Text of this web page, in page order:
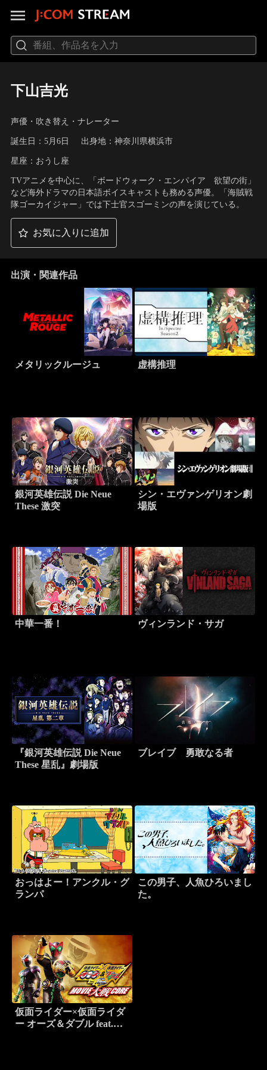
下山吉光
声優・吹き替え・ナレーター
誕生日：5月6日 出身地：神奈川県横浜市
星座：おうし座
TVアニメを中心に、「ボードウォーク・エンパイア 欲望の街」
など海外ドラマの日本語ボイスキャストも務める声優。「海賊戦
隊ゴーカイジャー」では下士官スゴーミンの声を演じている。
お気に入りに追加
出演・関連作品
メタリックルージュ 虚構推理
銀河英雄伝説 Die Neue
These 激突
シン・エヴァンゲリオン劇
場版
中華一番！ ヴィンランド・サガ
『銀河英雄伝説 Die Neue
These 星乱』劇場版
ブレイブ 勇敢なる者
おっはよー！アンクル・グ
ランパ
この男子、人魚ひろいまし
た。
仮面ライダー×仮面ライダ
ー オーズ＆ダブル feat.ス